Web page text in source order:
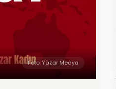
Foto: Yazar Medya